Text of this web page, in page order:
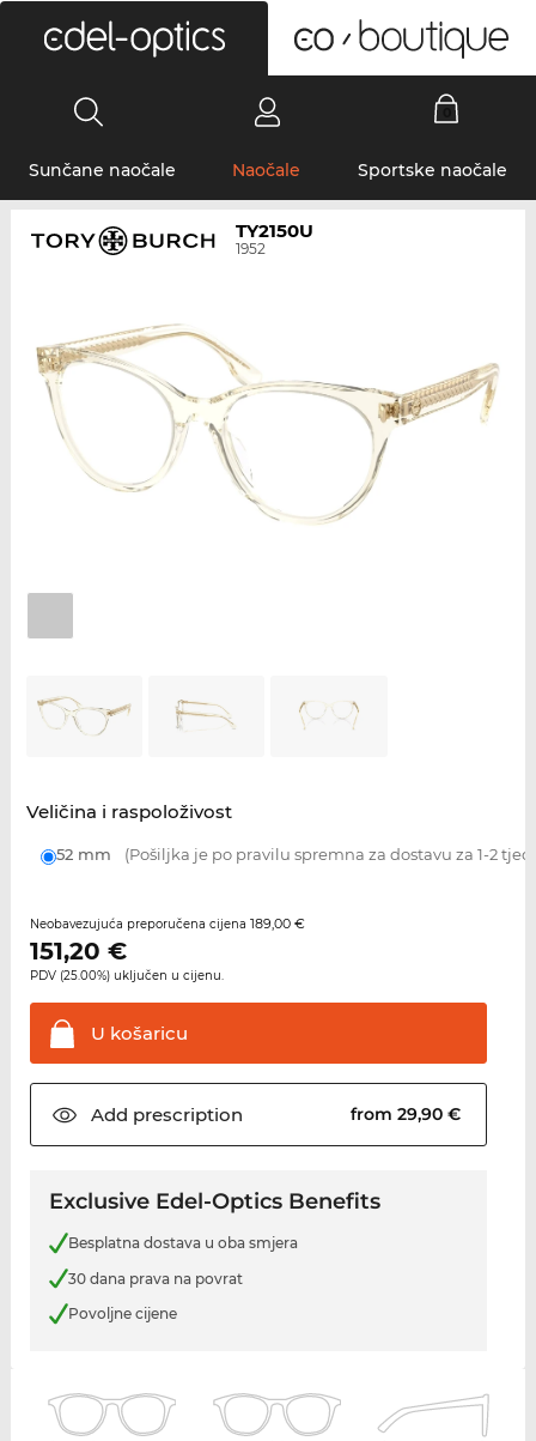
Sunčane naočale Naočale Sportske naočale
TY2150U
1952
Veličina i raspoloživost
52 mm (Pošiljka je po pravilu spremna za dostavu za 1-2
Neobavezujuća preporučena cijena 189,00 €
151,20 €
PDV (25.00%) uključen u cijenu.
U košaricu
Add prescription from 29,90 €
Exclusive Edel-Optics Benefits
Besplatna dostava u oba smjera
30 dana prava na povrat
Povoljne cijene